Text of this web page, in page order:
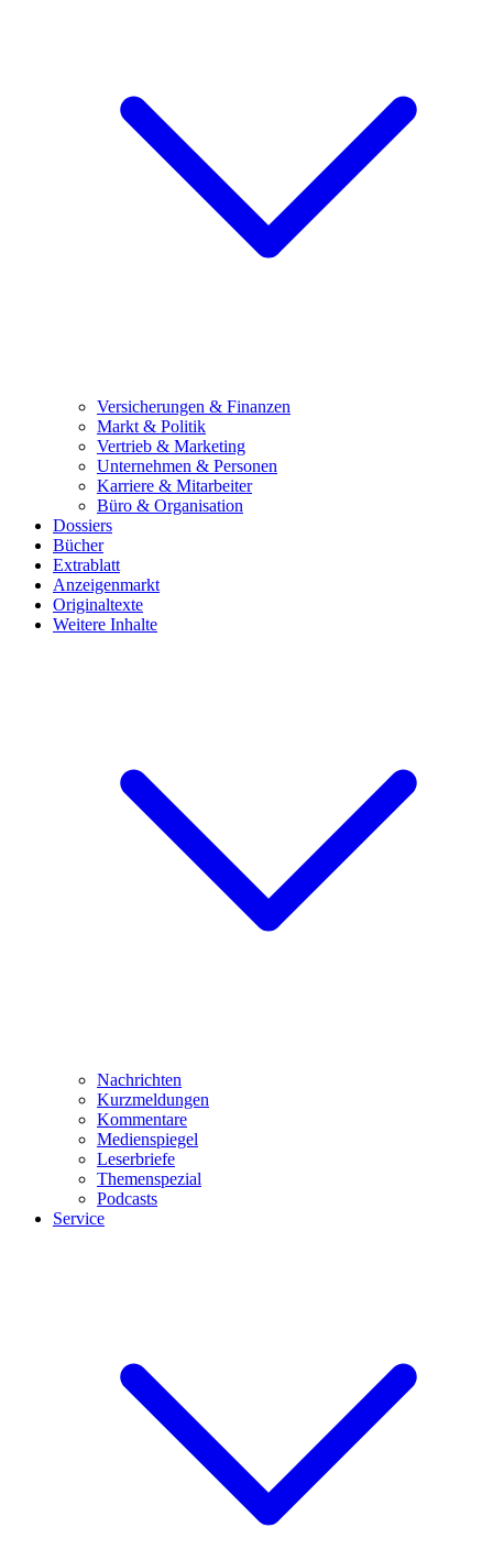
Versicherungen & Finanzen
Markt & Politik
Vertrieb & Marketing
Unternehmen & Personen
Karriere & Mitarbeiter
Büro & Organisation
Dossiers
Bücher
Extrablatt
Anzeigenmarkt
Originaltexte
Weitere Inhalte
Nachrichten
Kurzmeldungen
Kommentare
Medienspiegel
Leserbriefe
Themenspezial
Podcasts
Service